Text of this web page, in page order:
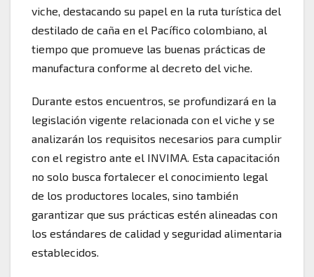
viche, destacando su papel en la ruta turística del
destilado de caña en el Pacífico colombiano, al
tiempo que promueve las buenas prácticas de
manufactura conforme al decreto del viche.
Durante estos encuentros, se profundizará en la
legislación vigente relacionada con el viche y se
analizarán los requisitos necesarios para cumplir
con el registro ante el INVIMA. Esta capacitación
no solo busca fortalecer el conocimiento legal
de los productores locales, sino también
garantizar que sus prácticas estén alineadas con
los estándares de calidad y seguridad alimentaria
establecidos.